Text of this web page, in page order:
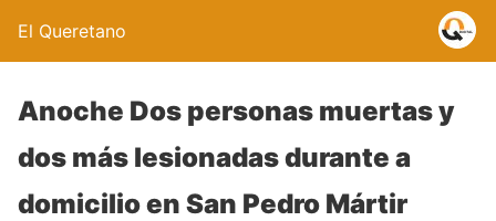
El Queretano
Anoche Dos personas muertas y
dos más lesionadas durante a
domicilio en San Pedro Mártir